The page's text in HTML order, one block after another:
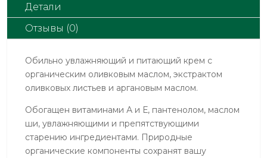
оливковых
листьев
и
маслом,
60ml
Детали
Отзывы (0)
Обильно увлажняющий и питающий крем с
органическим оливковым маслом, экстрактом
оливковых листьев и аргановым маслом.
Обогащен витаминами А и Е, пантенолом, маслом
ши, увлажняющими и препятствующими
старению ингредиентами. Природные
органические компоненты сохранят вашу